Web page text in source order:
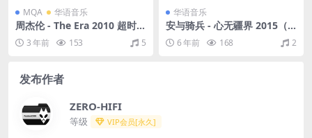
MQA 华语音乐
周杰伦 - The Era 2010 超时代
演唱会（2011/FLAC/分轨/68
7M）(MQA/16bit/44.1kHz)
3 年前 153 5
华语音乐
安与骑兵 - 心无疆界 2015（F
LAC/分轨/209M）
6 年前 168 2
发布作者
ZERO-HIFI
等级 VIP会员[永久]